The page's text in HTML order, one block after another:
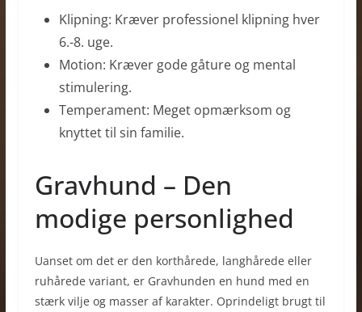
Klipning: Kræver professionel klipning hver
6.-8. uge.
Motion: Kræver gode gåture og mental
stimulering.
Temperament: Meget opmærksom og
knyttet til sin familie.
Gravhund – Den
modige personlighed
Uanset om det er den korthårede, langhårede eller
ruhårede variant, er Gravhunden en hund med en
stærk vilje og masser af karakter. Oprindeligt brugt til